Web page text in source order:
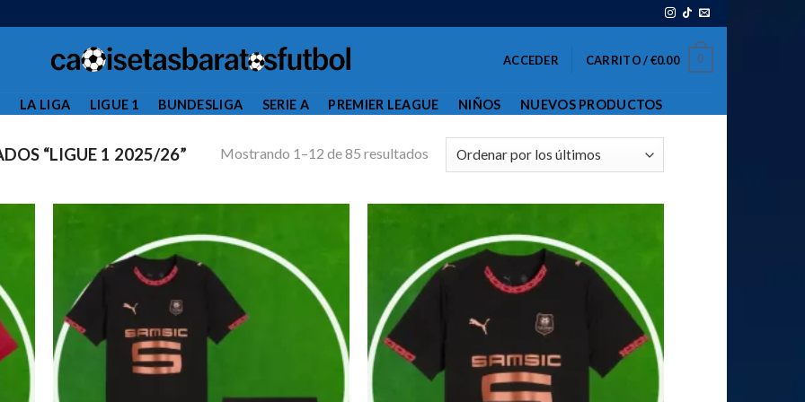
ACCEDER CARRITO /€0.00 0
LA LIGA LIGUE 1 BUNDESLIGA SERIE A PREMIER LEAGUE NIÑOS NUEVOS PRODUCTOS
“LIGUE 1 2025/26” Mostrando 1–12 de 85 resultados